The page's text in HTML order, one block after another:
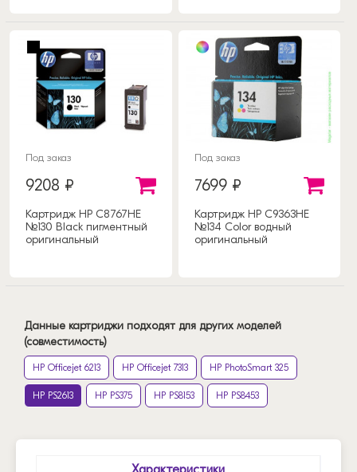
Под заказ
9208 ₽
Картридж HP C8767HE
№130 Black пигментный
оригинальный
Под заказ
7699 ₽
Картридж HP C9363HE
№134 Color водный
оригинальный
Данные картриджи подходят для других моделей
(совместимость)
HP Officejet 6213 HP Officejet 7313 HP PhotoSmart 325
HP PS2613 HP PS375 HP PS8153 HP PS8453